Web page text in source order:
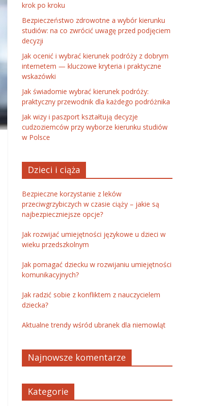
krok po kroku
Bezpieczeństwo zdrowotne a wybór kierunku
studiów: na co zwrócić uwagę przed podjęciem
decyzji
Jak ocenić i wybrać kierunek podróży z dobrym
internetem — kluczowe kryteria i praktyczne
wskazówki
Jak świadomie wybrać kierunek podróży:
praktyczny przewodnik dla każdego podróżnika
Jak wizy i paszport kształtują decyzje
cudzoziemców przy wyborze kierunku studiów
w Polsce
Dzieci i ciąża
Bezpieczne korzystanie z leków
przeciwgrzybiczych w czasie ciąży – jakie są
najbezpieczniejsze opcje?
Jak rozwijać umiejętności językowe u dzieci w
wieku przedszkolnym
Jak pomagać dziecku w rozwijaniu umiejętności
komunikacyjnych?
Jak radzić sobie z konfliktem z nauczycielem
dziecka?
Aktualne trendy wśród ubranek dla niemowląt
Najnowsze komentarze
Kategorie